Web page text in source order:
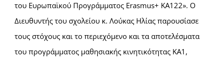
του Ευρωπαϊκού Προγράμματος Erasmus+ ΚΑ122». Ο
Διευθυντής του σχολείου κ. Λούκας Ηλίας παρουσίασε
τους στόχους και το περιεχόμενο και τα αποτελέσματα
του προγράμματος μαθησιακής κινητικότητας ΚΑ1,